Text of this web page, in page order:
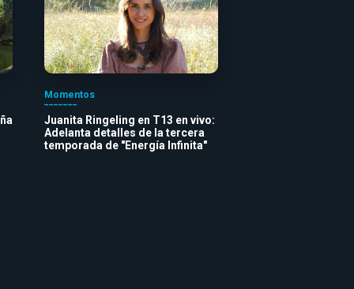
Momentos
Juanita Ringeling en T13 en vivo:
Adelanta detalles de la tercera
temporada de "Energía Infinita"